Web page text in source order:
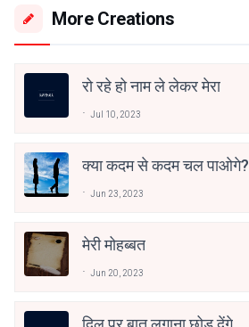
More Creations
रो रहे हो नाम ले लेकर मेरा
Jul 10, 2023
क्या कदम से कदम चल पाओगे?
Jun 23, 2023
मेरी मोहब्बत
Jun 20, 2023